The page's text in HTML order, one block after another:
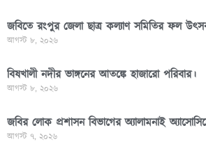
জবিতে রংপুর জেলা ছাত্র কল্যাণ সমিতির ফল
আগস্ট ৮, ২০২৬
বিষখালী নদীর ভাঙ্গনের আতঙ্কে হাজারো পরিবার।
আগস্ট ৮, ২০২৬
জবির লোক প্রশাসন বিভাগের অ্যালামনাই
আগস্ট ৭, ২০২৬